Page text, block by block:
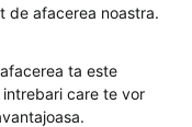
de afacerea noastra.
ta este
care te vor